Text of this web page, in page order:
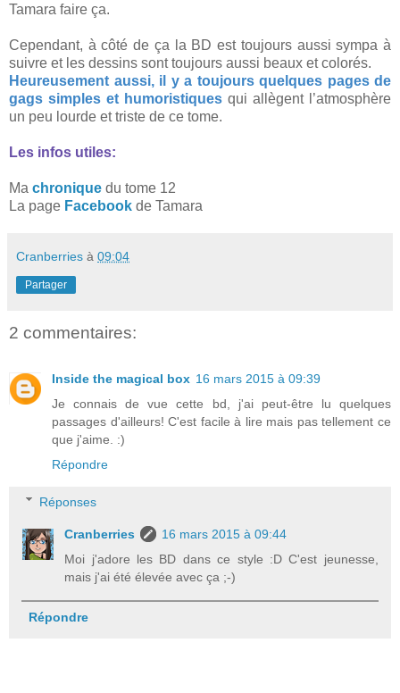
Tamara faire ça.
Cependant, à côté de ça la BD est toujours aussi sympa à
suivre et les dessins sont toujours aussi beaux et colorés.
Heureusement aussi, il y a toujours quelques pages de
gags simples et humoristiques qui allègent l’atmosphère
un peu lourde et triste de ce tome.
Les infos utiles:
Ma chronique du tome 12
La page Facebook de Tamara
Cranberries à 09:04
Partager
2 commentaires:
Inside the magical box 16 mars 2015 à 09:39
Je connais de vue cette bd, j'ai peut-être lu quelques
passages d'ailleurs! C'est facile à lire mais pas tellement ce
que j'aime. :)
Répondre
Réponses
Cranberries
16 mars 2015 à 09:44
Moi j'adore les BD dans ce style :D C'est jeunesse,
mais j'ai été élevée avec ça ;-)
Répondre